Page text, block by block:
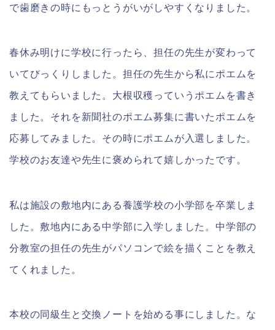
で歯磨きの時にもっとうがいがしやすくなりました。
春休み明けに学校に行ったら、担任の先生が変わって
いてびっくりしました。担任の先生から私にポエムを
教えてもらいました。大根収穫っていうポエムを書き
ました。それを新聞社のポエム募集に書いたポエムを
応募してみました。その時にポエムが入選しました。
学校のお友達や先生に褒められて嬉しかったです。
私は施設の敷地内にある養護学校の小学部を卒業しま
した。敷地内にある中学部に入学しました。中学部の
分教室の担任の先生がパソコンで絵を描くことを教え
てくれました。
本校の同級生と交換ノートを始める事にしました。な